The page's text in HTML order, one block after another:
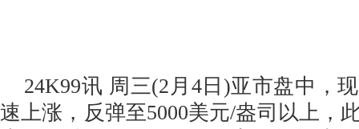
24K99讯 周三(2月4日)亚市盘中，
速上涨，反弹至5000美元/盎司以上，